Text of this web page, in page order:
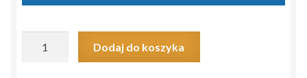
Dodaj do koszyka